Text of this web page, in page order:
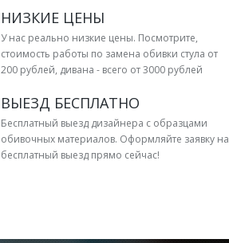
НИЗКИЕ ЦЕНЫ
У нас реально низкие цены. Посмотрите,
стоимость работы по замена обивки стула от
200 рублей, дивана - всего от 3000 рублей
ВЫЕЗД БЕСПЛАТНО
Бесплатный выезд дизайнера с образцами
обивочных материалов. Оформляйте заявку на
бесплатный выезд прямо сейчас!